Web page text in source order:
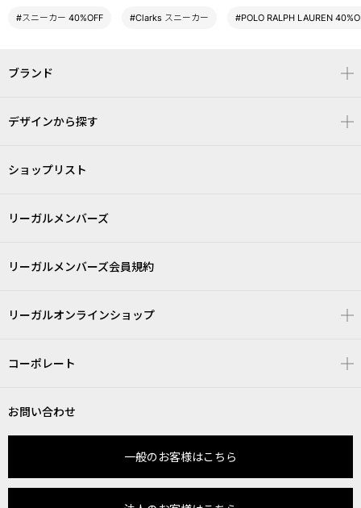
#スニーカー 40%OFF #Clarks スニーカー #POLO RALPH LAUREN
ブランド
デザインから探す
ショップリスト
リーガルメンバーズ
リーガルメンバーズ会員規約
リーガルオンラインショップ
コーポレート
お問い合わせ
一般のお客様はこちら